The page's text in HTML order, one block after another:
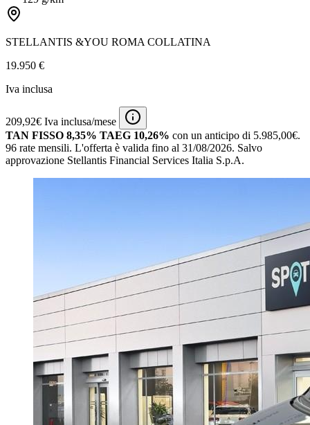
STELLANTIS &YOU ROMA COLLATINA
19.950 €
Iva inclusa
209,92€ Iva inclusa/mese
TAN FISSO 8,35% TAEG 10,26% con un anticipo di 5.985,00€.
96 rate mensili. L'offerta è valida fino al 31/08/2026. Salvo
approvazione Stellantis Financial Services Italia S.p.A.